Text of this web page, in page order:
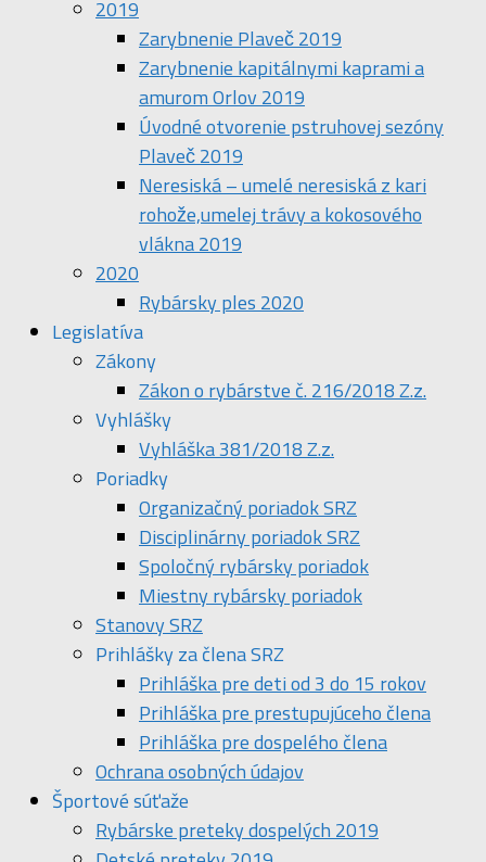
2019
Zarybnenie Plaveč 2019
Zarybnenie kapitálnymi kaprami a
amurom Orlov 2019
Úvodné otvorenie pstruhovej sezóny
Plaveč 2019
Neresiská – umelé neresiská z kari
rohože,umelej trávy a kokosového
vlákna 2019
2020
Rybársky ples 2020
Legislatíva
Zákony
Zákon o rybárstve č. 216/2018 Z.z.
Vyhlášky
Vyhláška 381/2018 Z.z.
Poriadky
Organizačný poriadok SRZ
Disciplinárny poriadok SRZ
Spoločný rybársky poriadok
Miestny rybársky poriadok
Stanovy SRZ
Prihlášky za člena SRZ
Prihláška pre deti od 3 do 15 rokov
Prihláška pre prestupujúceho člena
Prihláška pre dospelého člena
Ochrana osobných údajov
Športové súťaže
Rybárske preteky dospelých 2019